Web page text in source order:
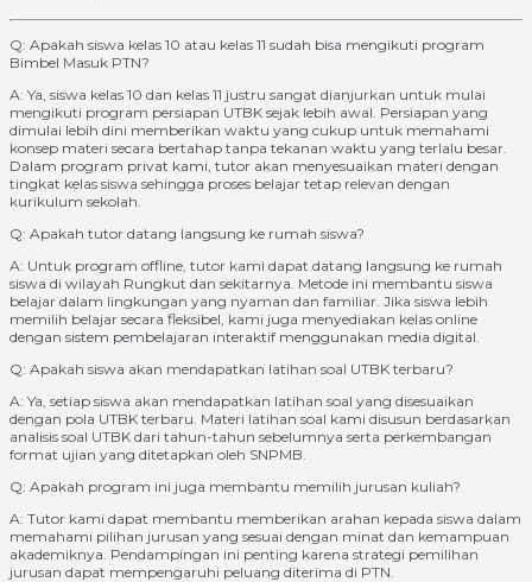
Q: Apakah siswa kelas 10 atau kelas 11 sudah bisa mengikuti program
Bimbel Masuk PTN?
A: Ya, siswa kelas 10 dan kelas 11 justru sangat dianjurkan untuk mulai
mengikuti program persiapan UTBK sejak lebih awal. Persiapan yang
dimulai lebih dini memberikan waktu yang cukup untuk memahami
konsep materi secara bertahap tanpa tekanan waktu yang terlalu besar.
Dalam program privat kami, tutor akan menyesuaikan materi dengan
tingkat kelas siswa sehingga proses belajar tetap relevan dengan
kurikulum sekolah.
Q: Apakah tutor datang langsung ke rumah siswa?
A: Untuk program offline, tutor kami dapat datang langsung ke rumah
siswa di wilayah Rungkut dan sekitarnya. Metode ini membantu siswa
belajar dalam lingkungan yang nyaman dan familiar. Jika siswa lebih
memilih belajar secara fleksibel, kami juga menyediakan kelas online
dengan sistem pembelajaran interaktif menggunakan media digital.
Q: Apakah siswa akan mendapatkan latihan soal UTBK terbaru?
A: Ya, setiap siswa akan mendapatkan latihan soal yang disesuaikan
dengan pola UTBK terbaru. Materi latihan soal kami disusun berdasarkan
analisis soal UTBK dari tahun-tahun sebelumnya serta perkembangan
format ujian yang ditetapkan oleh SNPMB.
Q: Apakah program ini juga membantu memilih jurusan kuliah?
A: Tutor kami dapat membantu memberikan arahan kepada siswa dalam
memahami pilihan jurusan yang sesuai dengan minat dan kemampuan
akademiknya. Pendampingan ini penting karena strategi pemilihan
jurusan dapat mempengaruhi peluang diterima di PTN.